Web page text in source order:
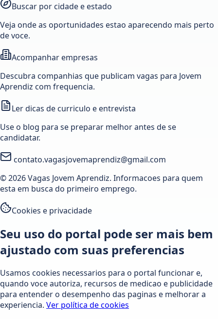
Buscar por cidade e estado
Veja onde as oportunidades estao aparecendo mais perto
de voce.
Acompanhar empresas
Descubra companhias que publicam vagas para Jovem
Aprendiz com frequencia.
Ler dicas de curriculo e entrevista
Use o blog para se preparar melhor antes de se
candidatar.
contato.vagasjovemaprendiz@gmail.com
© 2026 Vagas Jovem Aprendiz. Informacoes para quem
esta em busca do primeiro emprego.
Cookies e privacidade
Seu uso do portal pode ser mais bem
ajustado com suas preferencias
Usamos cookies necessarios para o portal funcionar e,
quando voce autoriza, recursos de medicao e publicidade
para entender o desempenho das paginas e melhorar a
experiencia. Ver política de cookies